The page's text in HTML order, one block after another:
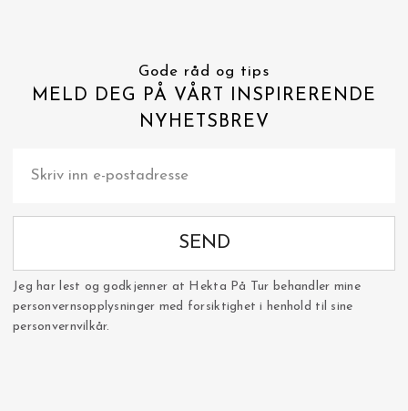
Gode råd og tips
MELD DEG PÅ VÅRT INSPIRERENDE
NYHETSBREV
SEND
Jeg har lest og godkjenner at Hekta På Tur behandler mine
personvernsopplysninger med forsiktighet i henhold til sine
personvernvilkår.